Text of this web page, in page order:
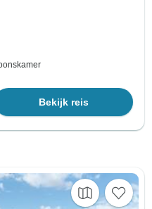
Bekijk reis